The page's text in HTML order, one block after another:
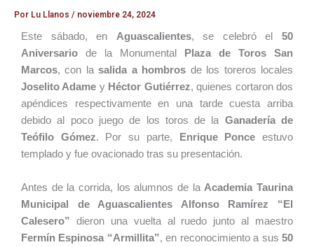
Por Lu Llanos / noviembre 24, 2024
Este sábado, en Aguascalientes, se celebró el50
Aniversario de la Monumental
Plaza de Toros San
Marcos, con lasalida a hombros de los toreros locales
Joselito Adame y Héctor Gutiérrez, quienes cortaron dos
apéndices respectivamente en una tarde cuesta arriba
debido al poco juego de los toros de la Ganadería de
Teófilo Gómez. Por su parte, Enrique Ponce estuvo
templado y fue ovacionado tras su presentación.
Antes de la corrida, los alumnos de la Academia Taurina
Municipal de Aguascalientes Alfonso Ramírez “El
Calesero” dieron una vuelta al ruedo junto al maestro
Fermín Espinosa “Armillita”, en reconocimiento a sus50